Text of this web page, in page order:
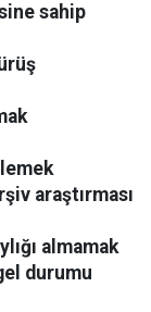
sahip
araştırması
almamak
durumu